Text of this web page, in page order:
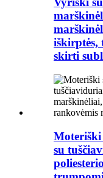
iškirptės,
skirti
su